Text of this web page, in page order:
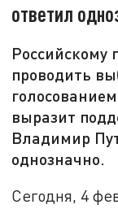
ответил
Российскому
проводить
выразит
Владимир
однозначно.
Сегодня, 4